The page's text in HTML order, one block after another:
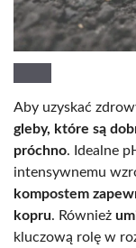
Aby uzyskać
gleby, które są
próchno. Idealne
intensywnemu
kompostem
kopru. Również
kluczową rolę w